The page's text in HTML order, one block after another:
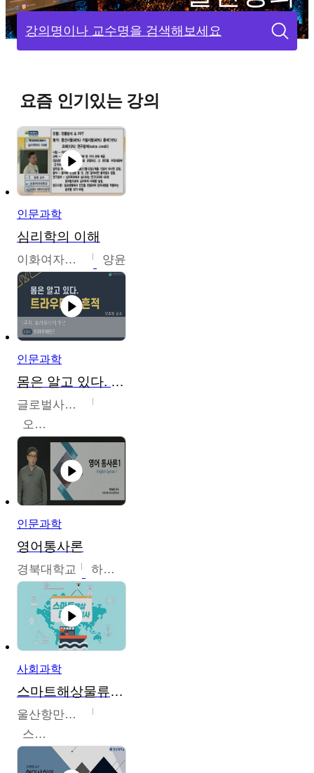
강의명이나 교수명을 검색해보세요
요즘 인기있는 강의
인문과학
심리학의 이해
이화여자대학교 양윤
인문과학
몸은 알고 있다. 트라우마의 흔적
글로벌사이버대학교
오주원
인문과학
영어통사론
경북대학교 하승완
사회과학
스마트해상물류관리사 교육과정2
울산항만공사
스마트해상물류관리사 교육위원회